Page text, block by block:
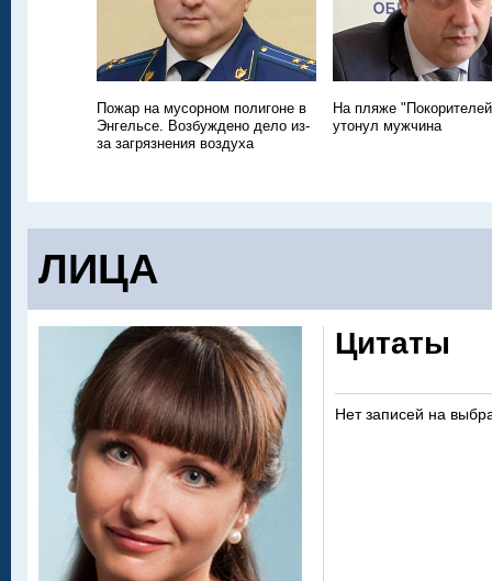
Пожар на мусорном полигоне в
Энгельсе. Возбуждено дело из-
за загрязнения воздуха
На пляже
утонул мужчина
ЛИЦА
Цитаты
Нет записей на